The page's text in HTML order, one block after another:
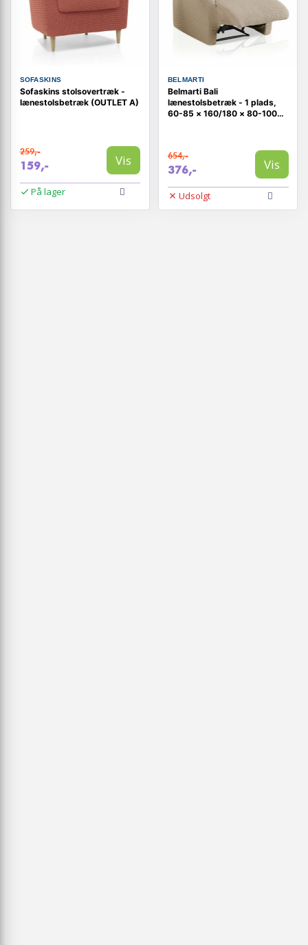
SOFASKINS
Sofaskins stolsovertræk -
lænestolsbetræk (OUTLET A)
259,-
159,- Vis
På lager
BELMARTI
Belmarti Bali
lænestolsbetræk - 1 plads,
60-85 × 160/180 × 80-100
654,-
376,- Vis
Udsolgt